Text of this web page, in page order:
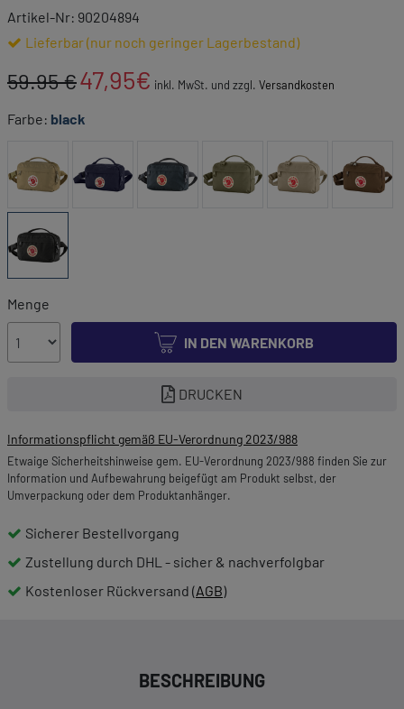
Artikel-Nr: 90204894
Lieferbar (nur noch geringer Lagerbestand)
59.95 €47,95€ inkl. MwSt. und zzgl. Versandkosten
Farbe: black
Menge
IN DEN WARENKORB
DRUCKEN
Informationspflicht gemäß EU-Verordnung 2023/988
Etwaige Sicherheitshinweise gem. EU-Verordnung 2023/988 finden Sie zur
Information und Aufbewahrung beigefügt am Produkt selbst, der
Umverpackung oder dem Produktanhänger.
Sicherer Bestellvorgang
Zustellung durch DHL - sicher & nachverfolgbar
Kostenloser Rückversand (AGB)
BESCHREIBUNG